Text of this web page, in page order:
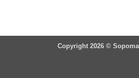
Copyright 2026 ©